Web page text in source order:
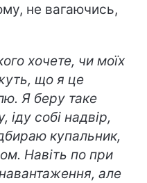
не вагаючись,
хочете, чи моїх
що я це
Я беру таке
іду собі надвір,
купальник,
Навіть по при
але